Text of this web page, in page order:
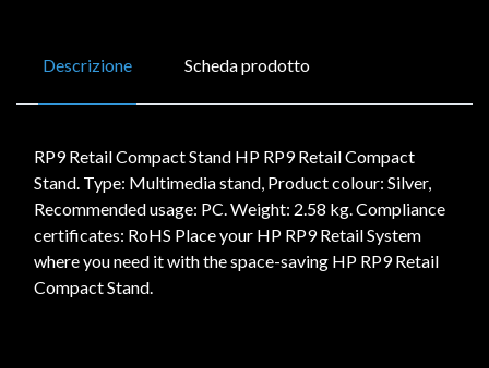
Descrizione Scheda prodotto
RP9 Retail Compact Stand HP RP9 Retail Compact
Stand. Type: Multimedia stand, Product colour: Silver,
Recommended usage: PC. Weight: 2.58 kg. Compliance
certificates: RoHS Place your HP RP9 Retail System
where you need it with the space-saving HP RP9 Retail
Compact Stand.